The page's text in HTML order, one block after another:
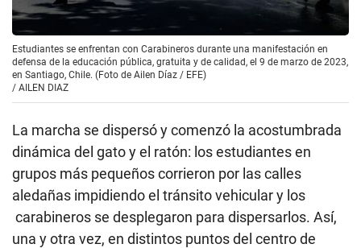
Estudiantes se enfrentan con Carabineros durante una manifestación en
defensa de la educación pública, gratuita y de calidad, el 9 de marzo de 2023,
en Santiago, Chile. (Foto de Ailen Díaz / EFE)
/ AILEN DIAZ
La marcha se dispersó y comenzó la acostumbrada
dinámica del gato y el ratón: los estudiantes en
grupos más pequeños corrieron por las calles
aledañas impidiendo el tránsito vehicular y los
carabineros se desplegaron para dispersarlos. Así,
una y otra vez, en distintos puntos del centro de